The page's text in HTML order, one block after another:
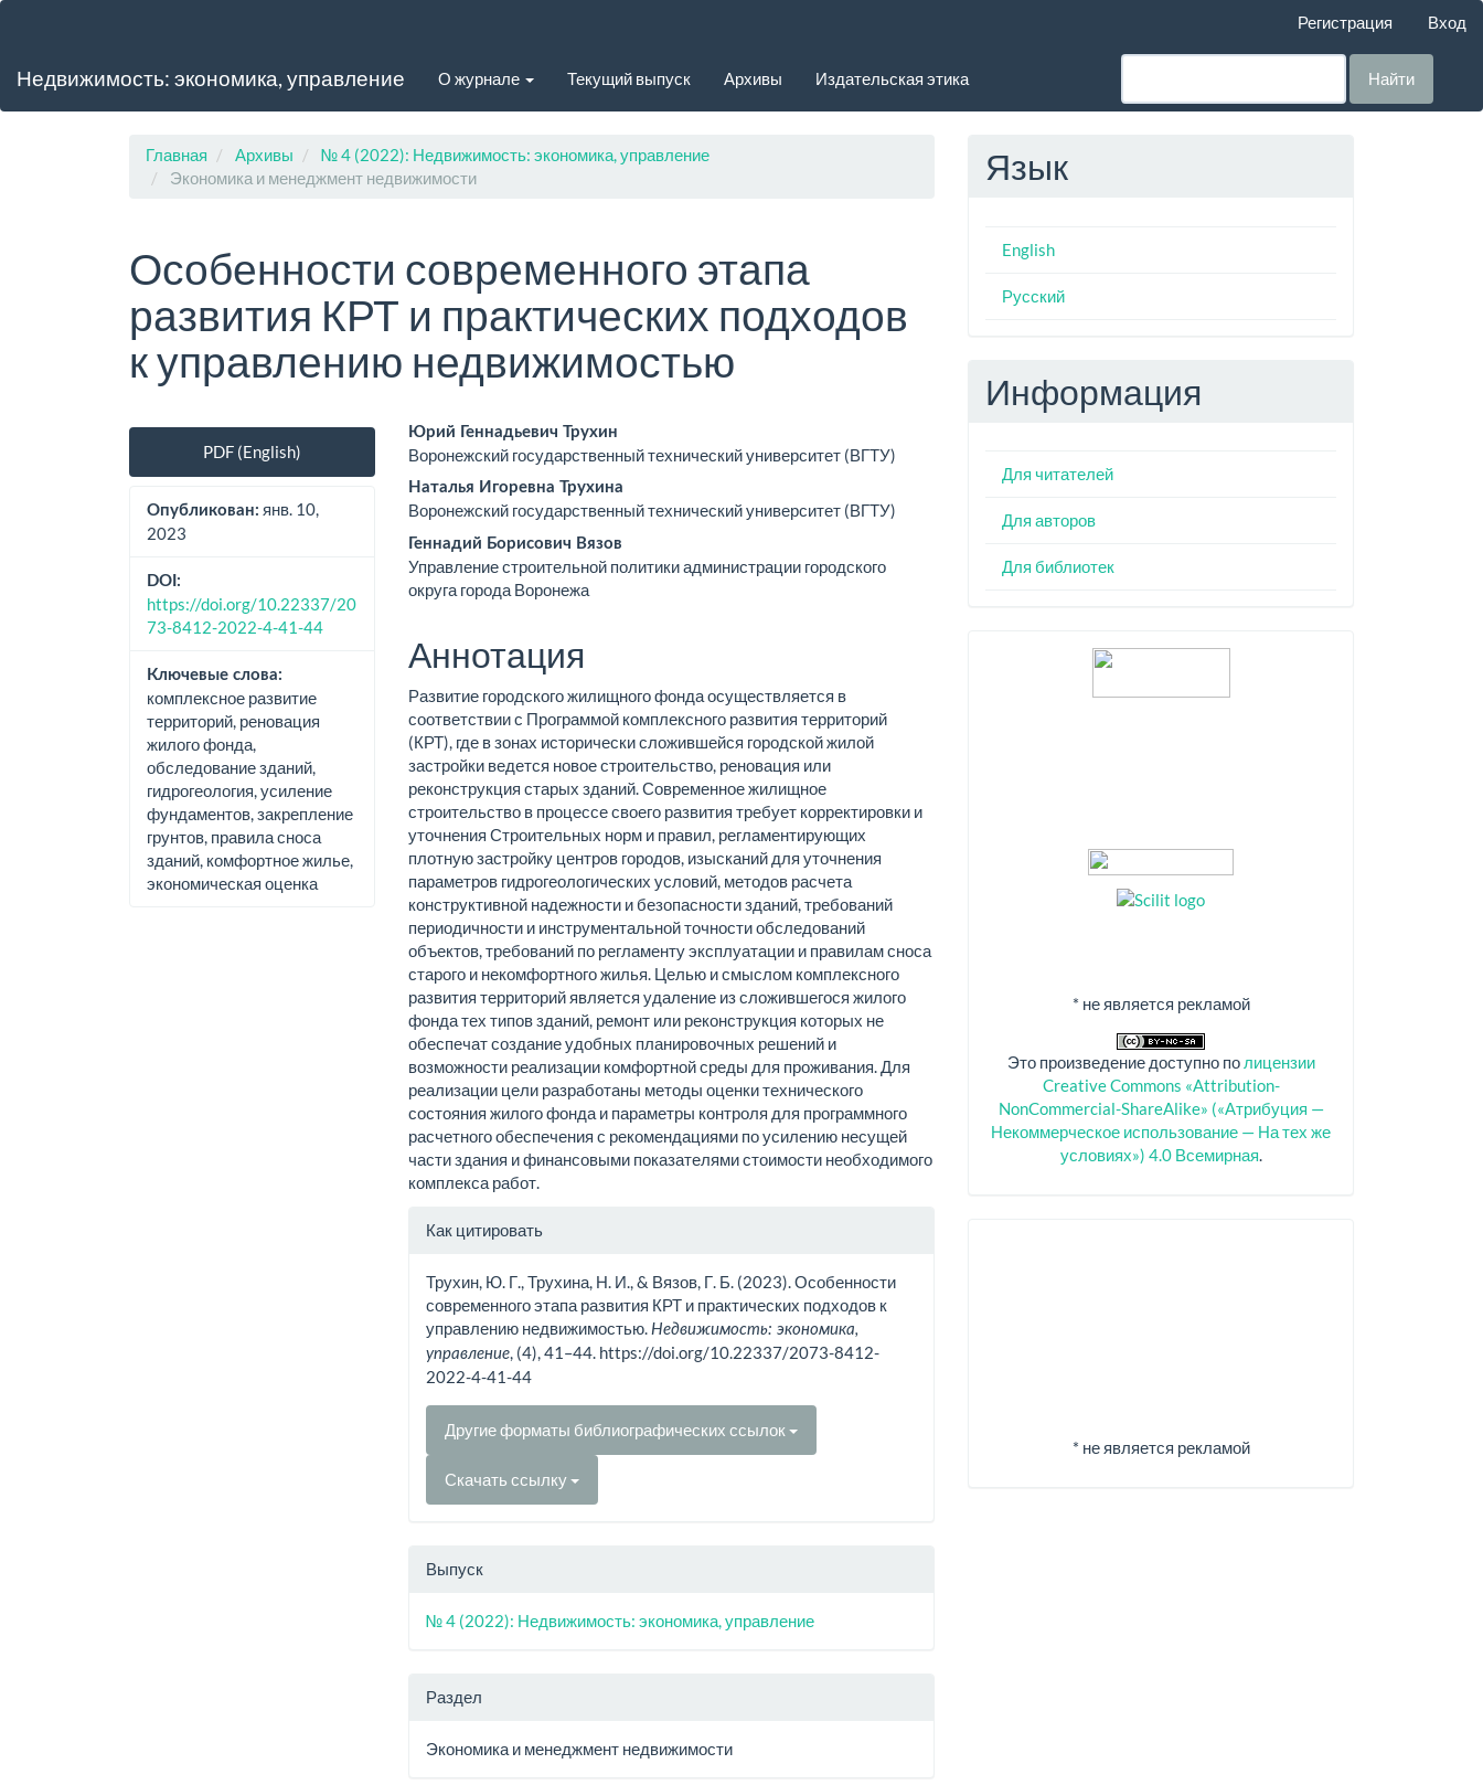
Основное
Регистрация Вход
Недвижимость: экономика, управление О журнале Текущий выпуск Архивы Издательская этика Найти
Главная Архивы
№ 4 (2022): Недвижимость: экономика, управление
Экономика и менеджмент недвижимости
Особенности современного этапа
развития КРТ и практических подходов
к управлению недвижимостью
Боковая
панель
статьи
PDF (English)
Опубликован: янв. 10,
2023
DOI:
https://doi.org/10.22337/20
73-8412-2022-4-41-44
Ключевые слова:
комплексное развитие
территорий, реновация
жилого фонда,
обследование зданий,
гидрогеология, усиление
фундаментов, закрепление
грунтов, правила сноса
зданий, комфортное жилье,
экономическая оценка
Основное
содержимое
статьи
Юрий Геннадьевич Трухин
Воронежский государственный технический университет (ВГТУ)
Наталья Игоревна Трухина
Воронежский государственный технический университет (ВГТУ)
Геннадий Борисович Вязов
Управление строительной политики администрации городского
округа города Воронежа
Аннотация
Развитие городского жилищного фонда осуществляется в
соответствии с Программой комплексного развития территорий
(КРТ), где в зонах исторически сложившейся городской жилой
застройки ведется новое строительство, реновация или
реконструкция старых зданий. Современное жилищное
строительство в процессе своего развития требует корректировки и
уточнения Строительных норм и правил, регламентирующих
плотную застройку центров городов, изысканий для уточнения
параметров гидрогеологических условий, методов расчета
конструктивной надежности и безопасности зданий, требований
периодичности и инструментальной точности обследований
объектов, требований по регламенту эксплуатации и правилам сноса
старого и некомфортного жилья. Целью и смыслом комплексного
развития территорий является удаление из сложившегося жилого
фонда тех типов зданий, ремонт или реконструкция которых не
обеспечат создание удобных планировочных решений и
возможности реализации комфортной среды для проживания. Для
реализации цели разработаны методы оценки технического
состояния жилого фонда и параметры контроля для програм­много
расчетного обеспечения с рекомендациями по усилению несущей
части здания и финансовыми показателями стоимости необходимого
комплекса работ.
Информация
Как цитировать
Трухин, Ю. Г., Трухина, Н. И., & Вязов, Г. Б. (2023). Особенности
современного этапа развития КРТ и практических подходов к
управлению недвижимостью. Недвижимость: экономика,
управление , (4), 41–44. https://doi.org/10.22337/2073-8412-
2022-4-41-44
Другие форматы библиографических ссылок
Скачать ссылку
Выпуск
№ 4 (2022): Недвижимость: экономика, управление
Раздел
Экономика и менеджмент недвижимости
Язык
English
Русский
Информация
Для читателей
Для авторов
Для библиотек
Индексация
* не является рекламой
Это произведение доступно по лицензии
Creative Commons «Attribution-
NonCommercial-ShareAlike» («Атрибуция —
Некоммерческое использование — На тех же
условиях») 4.0 Всемирная.
* не является рекламой